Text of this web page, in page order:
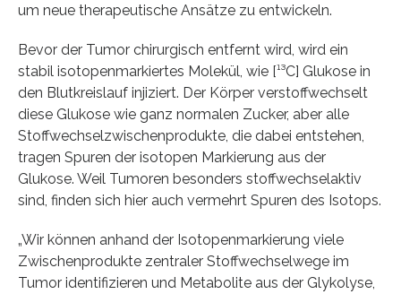
um neue therapeutische Ansätze zu entwickeln.
Bevor der Tumor chirurgisch entfernt wird, wird ein
stabil isotopenmarkiertes Molekül, wie [¹³C] Glukose in
den Blutkreislauf injiziert. Der Körper verstoffwechselt
diese Glukose wie ganz normalen Zucker, aber alle
Stoffwechselzwischenprodukte, die dabei entstehen,
tragen Spuren der isotopen Markierung aus der
Glukose. Weil Tumoren besonders stoffwechselaktiv
sind, finden sich hier auch vermehrt Spuren des Isotops.
„Wir können anhand der Isotopenmarkierung viele
Zwischenprodukte zentraler Stoffwechselwege im
Tumor identifizieren und Metabolite aus der Glykolyse,